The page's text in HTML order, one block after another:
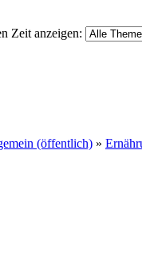
Zeit anzeigen:
(öffentlich) »